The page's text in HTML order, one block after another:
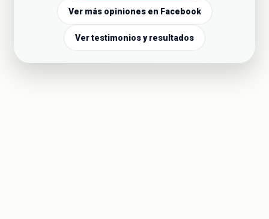
Ver más opiniones en Facebook
Ver testimonios y resultados